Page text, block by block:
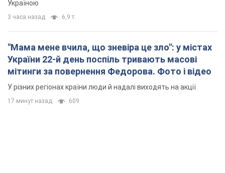
Україною
3 часа назад 6,9 т.
"Мама мене вчила, що зневіра це зло": у містах
України 22-й день поспіль тривають масові
мітинги за повернення Федорова. Фото і відео
У різних регіонах країни люди й надалі виходять на акції
17 минут назад 609